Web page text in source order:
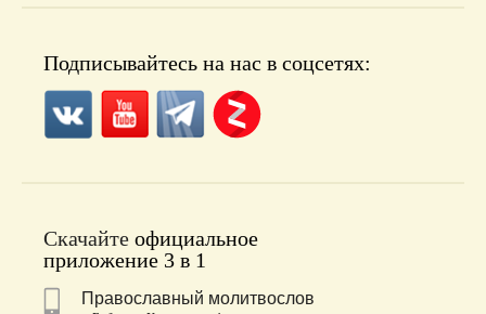
Подписывайтесь на нас в соцсетях:
Скачайте официальное
приложение 3 в 1
Православный молитвослов